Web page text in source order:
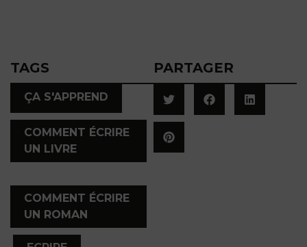
TAGS
ÇA S'APPREND
COMMENT ÉCRIRE
UN LIVRE
COMMENT ÉCRIRE
UN ROMAN
PARTAGER